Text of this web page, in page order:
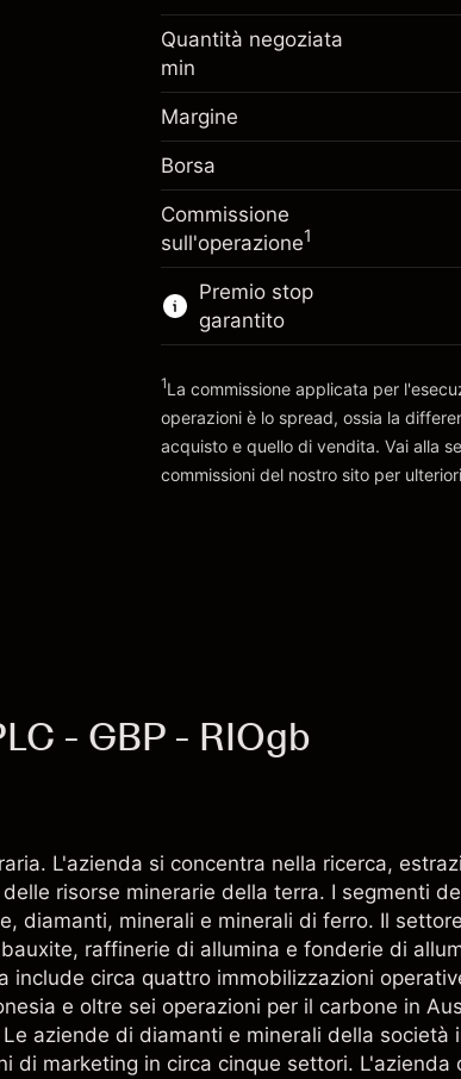
Oneri per l'intero valore della
posizione
Dimensione
Denaro da leva ~
Vai alla piattaforma
Margine. Il tuo
Adeguamento
finanziamento overnight
posizione
Dimensione dell'operazione
Denaro da leva ~
Vai alla piattaforma
Quantità negoziata
min
Margine
Borsa
Commissione
sull'operazione1
Premio stop
garantito
1La commissione applicata per
operazioni è lo spread, ossia la
acquisto e quello di vendita. Vai alla
commissioni del nostro sito per
- GBP - RIOgb
L'azienda si concentra nella ricerca,
risorse minerarie della terra. I segmenti
diamanti, minerali e minerali di ferro. Il
raffinerie di allumina e fonderie di
include circa quattro immobilizzazioni
e oltre sei operazioni per il carbone in
aziende di diamanti e minerali della società
di marketing in circa cinque settori. L'azienda